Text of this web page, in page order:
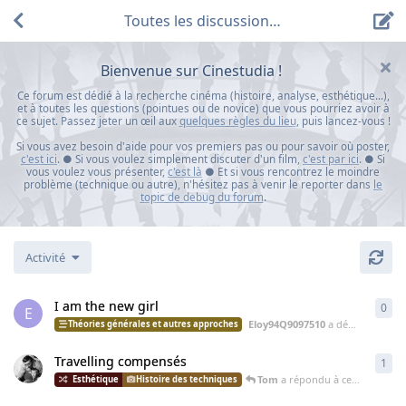
Bienvenue sur Cinestudia !
Ce forum est dédié à la recherche cinéma (histoire, analyse, esthétique...),
et à toutes les questions (pointues ou de novice) que vous pourriez avoir à
ce sujet. Passez jeter un œil auxquelques règles du lieu, puis lancez-vous !
Si vous avez besoin d'aide pour vos premiers pas ou pour savoir où poster,
c'est ici. ● Si vous voulez simplement discuter d'un film, c'est par ici. ● Si
vous voulez vous présenter, c'est là ● Et si vous rencontrez le moindre
problème (technique ou autre), n'hésitez pas à venir le reporter dans le
topic de debug du forum.
Toutes les discussions
Activité
E I am the new girl
Théories générales et autres approches Eloy94Q9097510 a démarré cette discussion
0
Travelling compensés
Histoire des techniques Tom a répondu à cette discussion
1